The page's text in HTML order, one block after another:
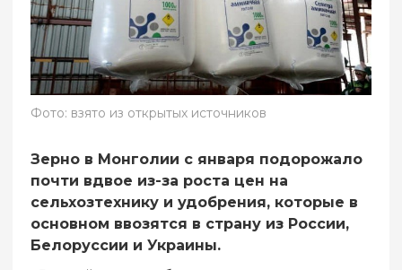
Фото: взято из открытых источников
Зерно в Монголии с января подорожало
почти вдвое из-за роста цен на
сельхозтехнику и удобрения, которые в
основном ввозятся в страну из России,
Белоруссии и Украины.